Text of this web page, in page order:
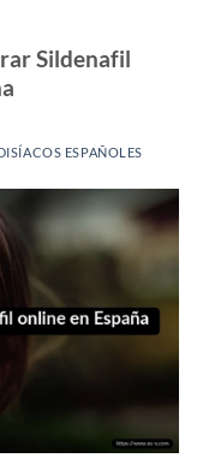
Sildenafil
ESPAÑOLES